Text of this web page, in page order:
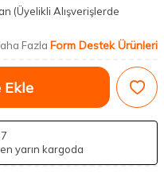
(Üyelikli Alışverişlerde
Fazla Form Destek Ürünleri
Ekle
yarın kargoda